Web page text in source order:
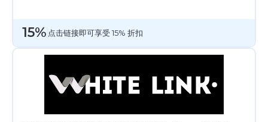
15% 点击链接即可享受 15% 折扣